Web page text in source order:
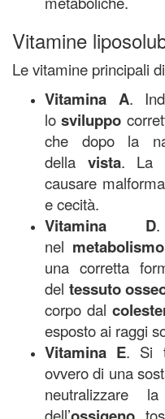
Vitamine
Le vitamine principali
Vitamina A.
losviluppo
che dopo la
della vista. La
causare
e cecità.
Vitamina D
nel
una corretta
del tessuto
corpo dal
esposto ai raggi
Vitamina E. Si
ovvero di una
neutralizzare
dell’
,